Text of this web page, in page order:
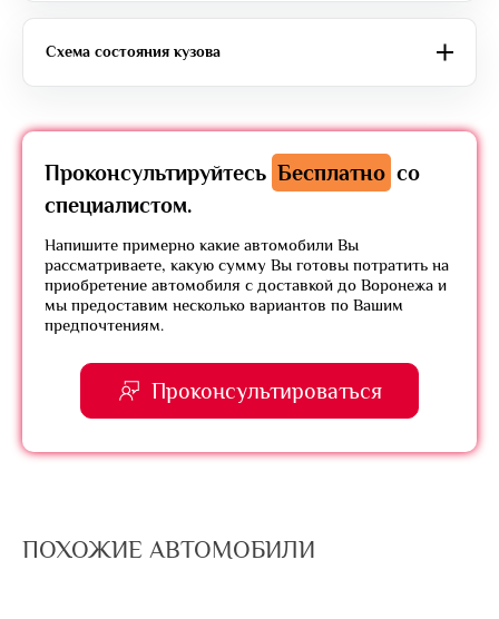
Схема состояния кузова
Проконсультируйтесь Бесплатно со
специалистом.
Напишите примерно какие автомобили Вы
рассматриваете, какую сумму Вы готовы потратить на
приобретение автомобиля с доставкой до Воронежа и
мы предоставим несколько вариантов по Вашим
предпочтениям.
Проконсультироваться
ПОХОЖИЕ АВТОМОБИЛИ